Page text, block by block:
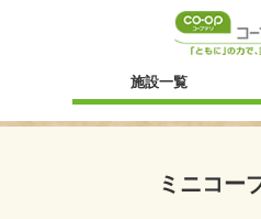
施設一覧
ミニコー